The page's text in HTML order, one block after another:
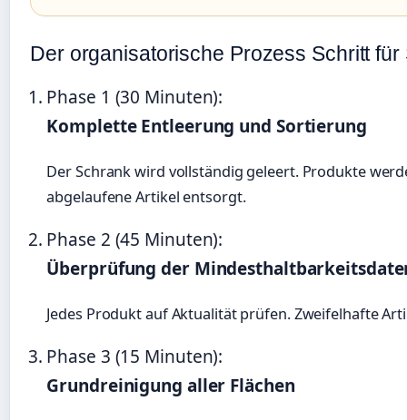
Der organisatorische Prozess Schritt für
Phase 1 (30 Minuten):
Komplette Entleerung und Sortierung
Der Schrank wird vollständig geleert. Produkte
abgelaufene Artikel entsorgt.
Phase 2 (45 Minuten):
Überprüfung der
Jedes Produkt auf Aktualität prüfen. Zweifelhafte
Phase 3 (15 Minuten):
Grundreinigung aller Flächen